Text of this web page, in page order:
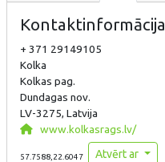
Kontaktinformācija
+ 371 29149105
Kolka
Kolkas pag.
Dundagas nov.
LV-3275, Latvija
www.kolkasrags.lv/
57.7588,22.6047 Atvērt ar